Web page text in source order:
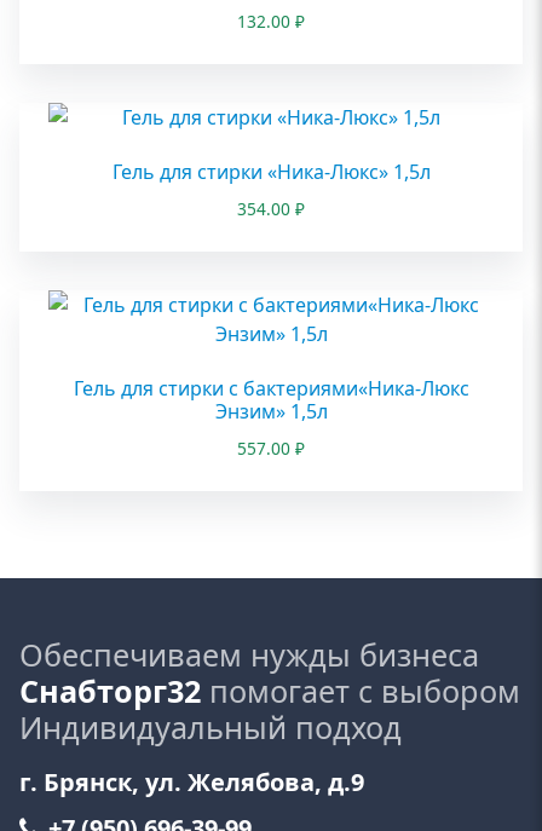
132.00 ₽
Гель для стирки «Ника-Люкс» 1,5л
354.00 ₽
Гель для стирки с бактериями«Ника-Люкс
Энзим» 1,5л
557.00 ₽
Обеспечиваем нужды бизнеса
Снабторг32 помогает с выбором
Индивидуальный подход
г. Брянск, ул. Желябова, д.9